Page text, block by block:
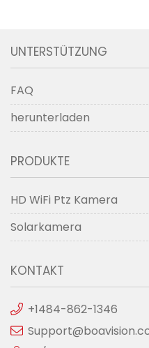
UNTERSTÜTZUNG
FAQ
herunterladen
PRODUKTE
HD WiFi Ptz Kamera
Solarkamera
KONTAKT
+1484-862-1346